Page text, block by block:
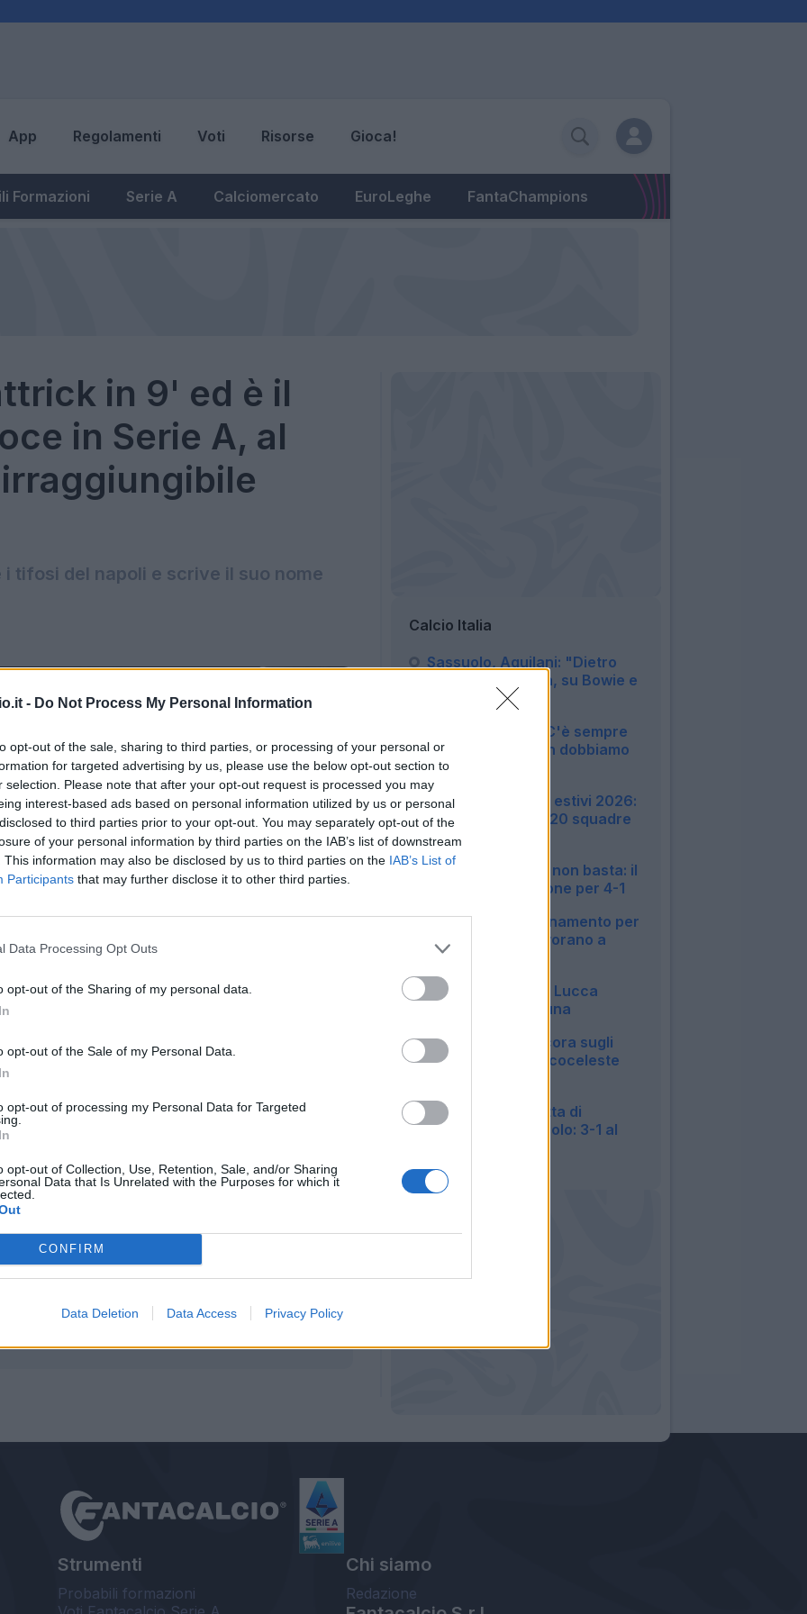
- Do Not Process My Personal Information
opt-out of the sale, sharing to third parties, or processing of your personal or
for targeted advertising by us, please use the below opt-out section to
selection. Please note that after your opt-out request is processed you may
interest-based ads based on personal information utilized by us or personal
to third parties prior to your opt-out. You may separately opt-out of the
of your personal information by third parties on the IAB’s list of downstream
This information may also be disclosed by us to third parties on the IAB’s List of
Participants that may further disclose it to other third parties.
Data Processing Opt Outs
opt-out of the Sharing of my personal data.
opt-out of the Sale of my Personal Data.
opt-out of processing my Personal Data for Targeted
opt-out of Collection, Use, Retention, Sale, and/or Sharing
Data that Is Unrelated with the Purposes for which it
CONFIRM
Data Deletion Data Access Privacy Policy
App Regolamenti Voti Risorse Gioca!
Formazioni Serie A Calciomercato EuroLeghe FantaChampions
in 9' ed è il
in Serie A, al
tifosi del napoli e scrive il suo nome
(Getty images)
il Torino a
il repertorio messo oggi in mostra
il suo nome nella storia.
più veloce in Serie A, superato
10 anni fa. Al primo posto uno dei più
, rigore, in acrobazia e di potenza
Calcio Italia
Sassuolo, Aquilani: "Dietro
siamo in difficoltà, su Bowie e
Lazio, Gattuso: "C'è sempre
da migliorare, non dobbiamo
cercare alibi"
23:08
Amichevoli e ritiri estivi 2026:
tutte le info sulle 20 squadre
di Serie A
22:22
Sassuolo, Bakola non basta: il
Celta Vigo si impone per 4-1
Lecce, primo allenamento per
Geubbels. In 4 lavorano a
parte
20:36
Napoli, Politano e Lucca
stendono l'Osasuna
Lazio, Ratkov ancora sugli
scudi: poker biancoceleste
Torino, la doppietta di
Kulenovic e non solo: 3-1 al
Strumenti
Probabili formazioni
Chi siamo
Redazione